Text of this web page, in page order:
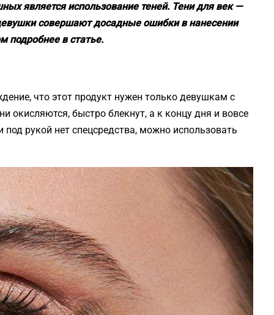
является использование теней. Тени для век —
совершают досадные ошибки в нанесении
подробнее в статье.
что этот продукт нужен только девушкам с
быстро блекнут, а к концу дня и вовсе
рукой нет спецсредства, можно использовать